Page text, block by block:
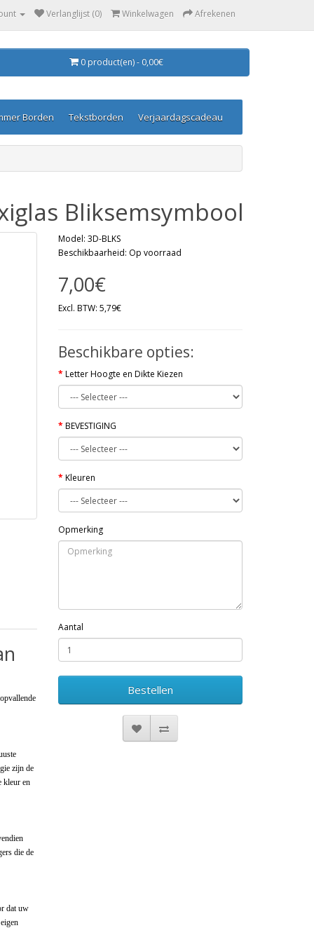
Verlanglijst (0) Winkelwagen Afrekenen
0 product(en) - 0,00€
Borden Tekstborden Verjaardagscadeau
Bliksemsymbool
zijn de
kleur en
die de
dat uw
Model: 3D-BLKS
Beschikbaarheid: Op voorraad
7,00€
Excl. BTW: 5,79€
Beschikbare opties:
Letter Hoogte en Dikte Kiezen
BEVESTIGING
Kleuren
Opmerking
Aantal
Bestellen